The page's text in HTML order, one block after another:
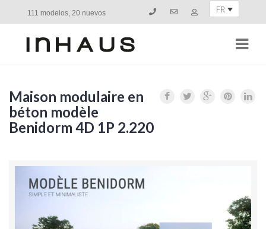
111 modelos, 20 nuevos FR
Maison modulaire en
béton modèle
Benidorm 4D 1P 2.220